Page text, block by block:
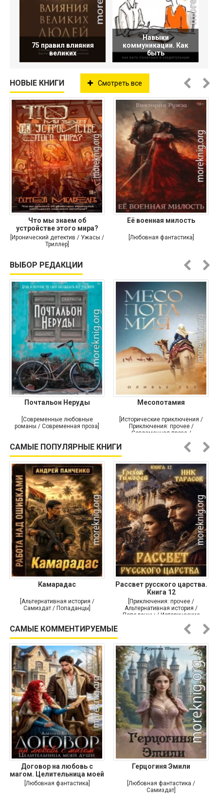
75 правил влияния
великих
Навыки
коммуникации. Как
быть
НОВЫЕ КНИГИ Смотреть все
Что мы знаем об
устройстве этого мира?
[Иронический детектив / Ужасы /
Триллер]
Её военная милость
[Любовная фантастика]
ВЫБОР РЕДАКЦИИ
Почтальон Неруды
[Современные любовные
романы / Современная проза]
Месопотамия
[Исторические приключения /
Приключения: прочее /
Современная проза /
САМЫЕ ПОПУЛЯРНЫЕ КНИГИ
Камарадас
[Альтернативная история /
Самиздат / Попаданцы]
Рассвет русского царства.
Книга 12
[Приключения: прочее /
Альтернативная история /
Попаданцы / Исторические
САМЫЕ КОММЕНТИРУЕМЫЕ
Договор на любовь с
магом. Целительница моей
души
[Любовная фантастика]
Герцогиня Эмили
[Любовная фантастика /
Самиздат]